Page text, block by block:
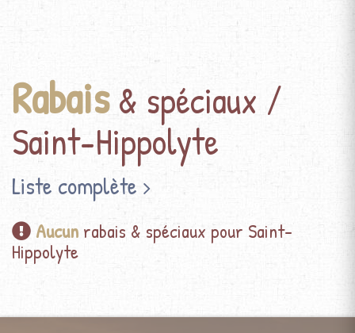
Rabais& spéciaux /
Saint-Hippolyte
Liste complète
Aucun rabais & spéciaux pour Saint-
Hippolyte